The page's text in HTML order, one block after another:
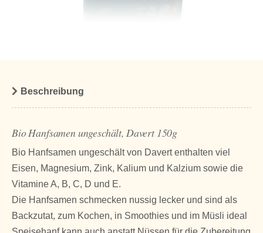
Beschreibung
Bio Hanfsamen ungeschält, Davert 150g
Bio Hanfsamen ungeschält von Davert enthalten viel
Eisen, Magnesium, Zink, Kalium und Kalzium sowie die
Vitamine A, B, C, D und E.
Die Hanfsamen schmecken nussig lecker und sind als
Backzutat, zum Kochen, in Smoothies und im Müsli ideal